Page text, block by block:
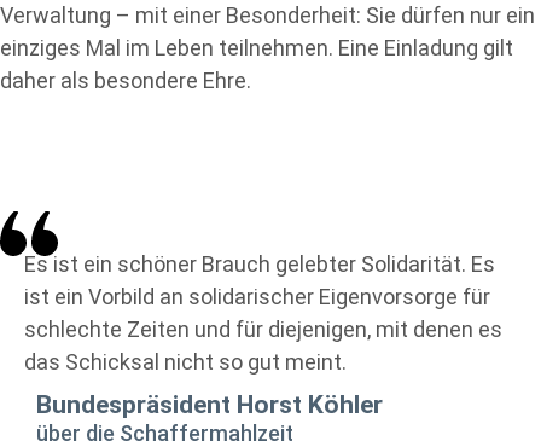
Verwaltung – mit einer Besonderheit: Sie dürfen nur ein
einziges Mal im Leben teilnehmen. Eine Einladung gilt
daher als besondere Ehre.
Es ist ein schöner Brauch gelebter Solidarität. Es
ist ein Vorbild an solidarischer Eigenvorsorge für
schlechte Zeiten und für diejenigen, mit denen es
das Schicksal nicht so gut meint.
Bundespräsident Horst Köhler
über die Schaffermahlzeit